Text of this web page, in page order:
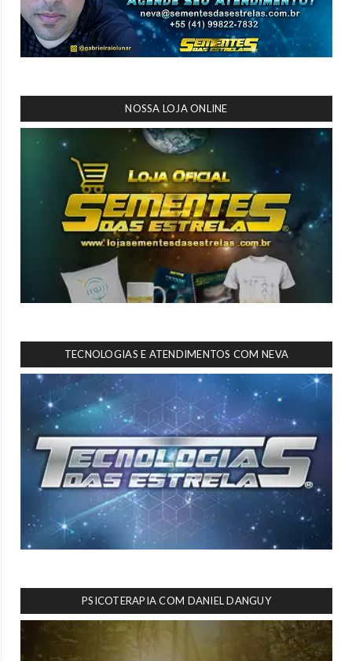
NOSSA LOJA ONLINE
TECNOLOGIAS E ATENDIMENTOS COM NEVA
PSICOTERAPIA COM DANIEL DANGUY